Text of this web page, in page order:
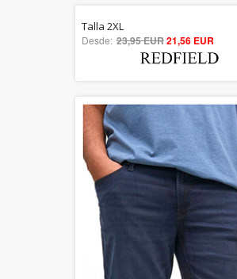
Dto. hasta 30%
5.00
out of 5
Talla 2XL
Desde: 23,95 EUR21,56 EUR